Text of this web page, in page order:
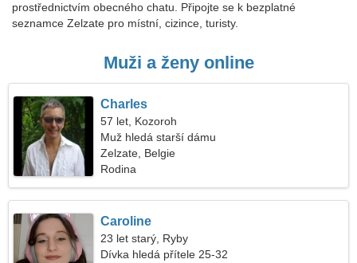
prostřednictvím obecného chatu. Připojte se k bezplatné
seznamce Zelzate pro místní, cizince, turisty.
Muži a ženy online
Charles
57 let, Kozoroh
Muž hledá starší dámu
Zelzate, Belgie
Rodina
Caroline
23 let starý, Ryby
Dívka hledá přítele 25-32